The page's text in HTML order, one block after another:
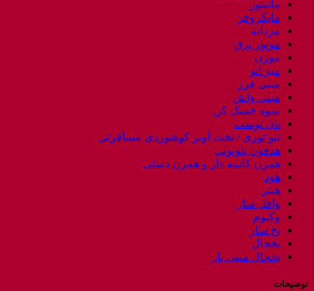
مانیتور
مایکروفر
مردانه
موتور برق
موزن
میز اتو
مینی فرز
مینی واش
میوه خشک کن
نان توست
ننو توری / تخت آویز کوهنوردی مسافرتی
هدفون بلوتوثی
همزن کاسه دار و همزن دستی
هود
هیتر
وافل ساز
وکیوم
یخ ساز
یخچال
یخچال مینی بار
توضیحات